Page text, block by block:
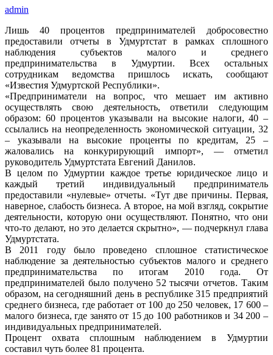
admin
Лишь 40 процентов предпринимателей добросовестно
предоставили отчеты в Удмуртстат в рамках сплошного
наблюдения субъектов малого и среднего
предпринимательства в Удмуртии. Всех остальных
сотрудникам ведомства пришлось искать, сообщают
«Известия Удмуртской Республики».
«Предприниматели на вопрос, что мешает им активно
осуществлять свою деятельность, ответили следующим
образом: 60 процентов указывали на высокие налоги, 40 –
ссылались на неопределенность экономической ситуации, 32
– указывали на высокие проценты по кредитам, 25 –
жаловались на конкурирующий импорт», — отметил
руководитель Удмуртстата Евгений Данилов.
В целом по Удмуртии каждое третье юридическое лицо и
каждый третий индивидуальный предприниматель
предоставили «нулевые» отчеты. «Тут две причины. Первая,
наверное, слабость бизнеса. А второе, на мой взгляд, сокрытие
деятельности, которую они осуществляют. Понятно, что они
что-то делают, но это делается скрытно», — подчеркнул глава
Удмуртстата.
В 2011 году было проведено сплошное статистическое
наблюдение за деятельностью субъектов малого и среднего
предпринимательства по итогам 2010 года. От
предпринимателей было получено 52 тысячи отчетов. Таким
образом, на сегодняшний день в республике 315 предприятий
среднего бизнеса, где работает от 100 до 250 человек, 17 600 –
малого бизнеса, где занято от 15 до 100 работников и 34 200 –
индивидуальных предпринимателей.
Процент охвата сплошным наблюдением в Удмуртии
составил чуть более 81 процента.